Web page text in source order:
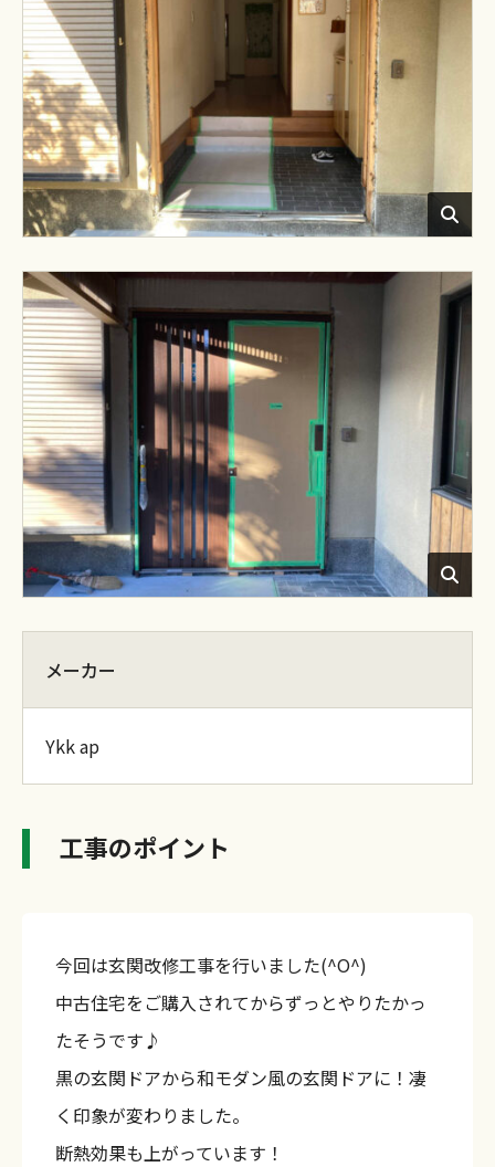
メーカー
Ykk ap
工事のポイント
今回は玄関改修工事を行いました(^O^)
中古住宅をご購入されてからずっとやりたかっ
たそうです♪
黒の玄関ドアから和モダン風の玄関ドアに！凄
く印象が変わりました。
断熱効果も上がっています！